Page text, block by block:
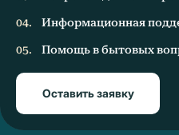
Информационная
Помощь в бытовых
Оставить заявку